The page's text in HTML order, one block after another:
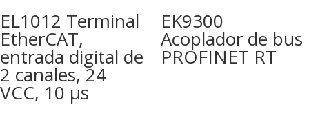
EL1012 Terminal
EtherCAT,
entrada digital de
2 canales, 24
VCC, 10 µs
EK9300
Acoplador de bus
PROFINET RT